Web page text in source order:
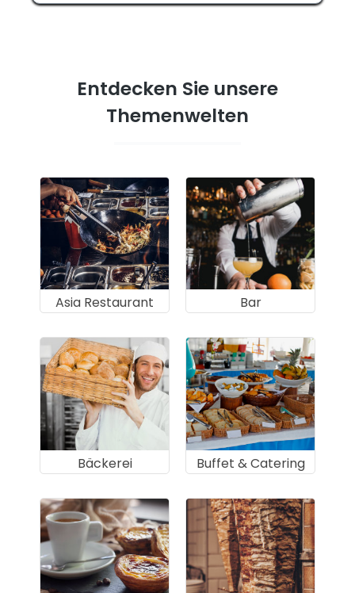
Entdecken Sie unsere
Themenwelten
Asia Restaurant Bar
Bäckerei Buffet & Catering